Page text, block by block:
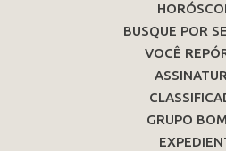
BUSQUE POR
VOCÊ
GRUPO